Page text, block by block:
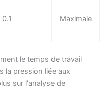
0.1 Maximale
le temps de travail
la pression liée aux
sur l'analyse de